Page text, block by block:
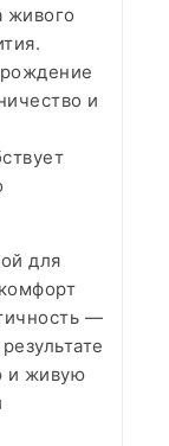
живого
и
для
—
и живую